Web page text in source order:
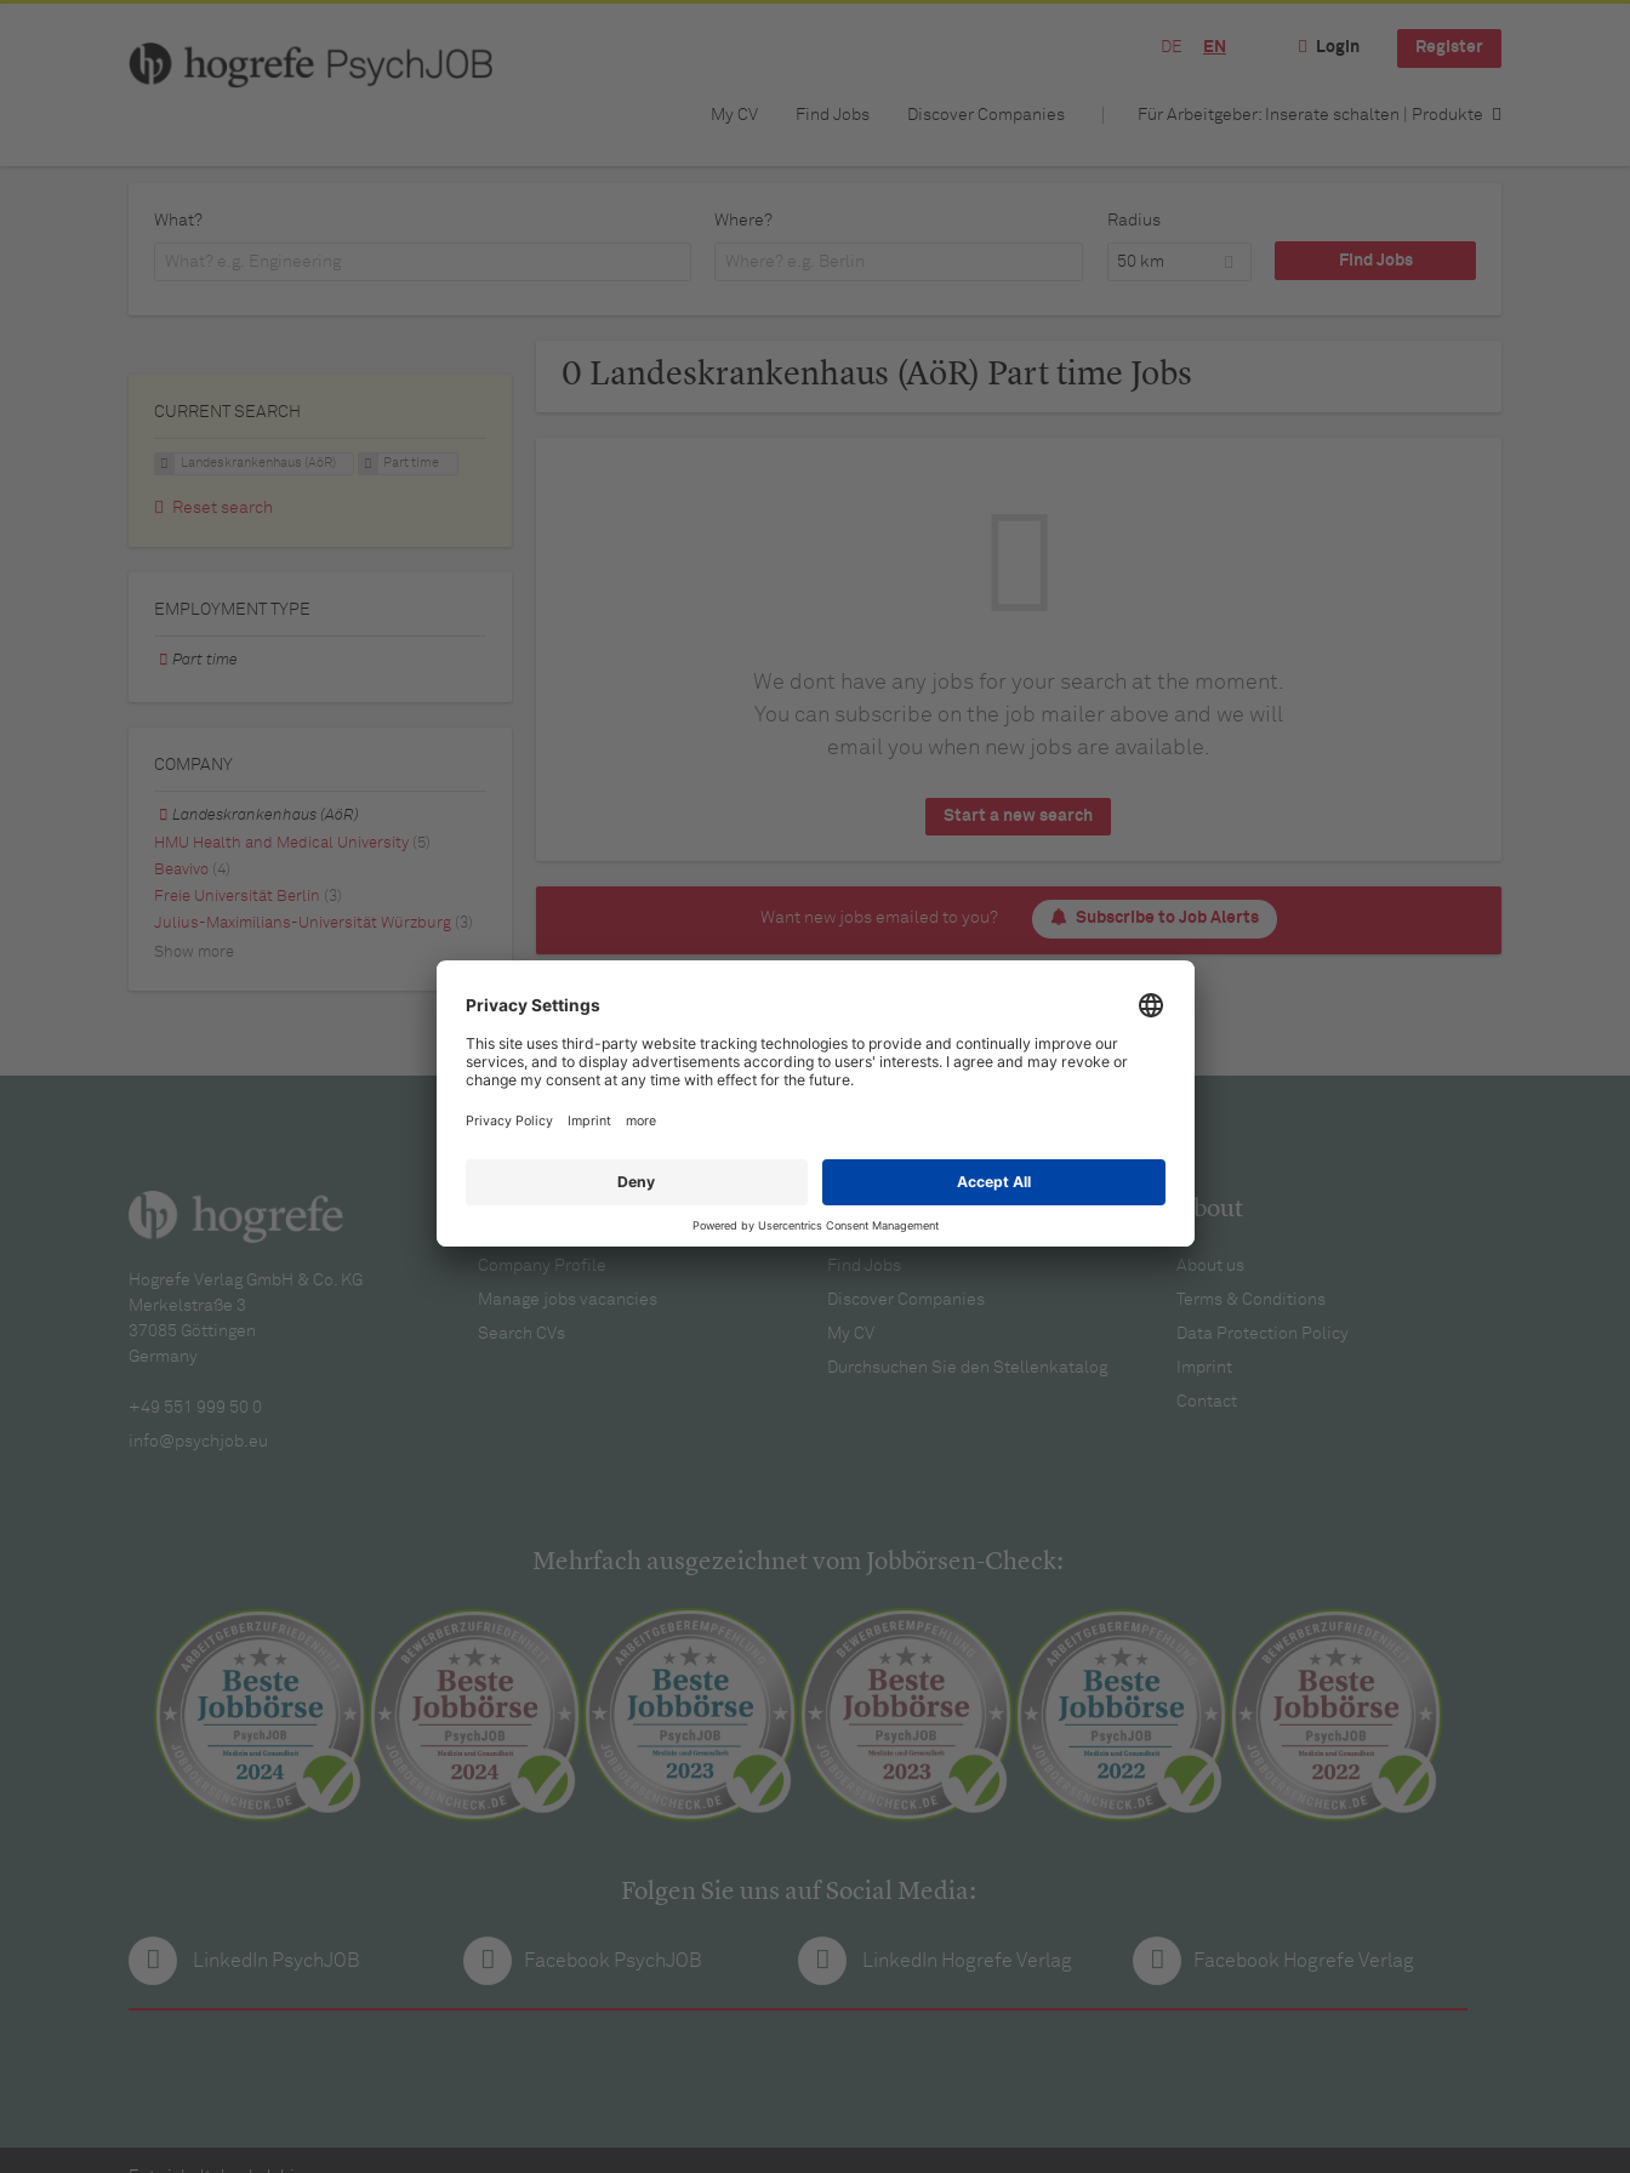
DE EN Login Register
My CV Find Jobs Discover Companies Für Arbeitgeber: Inserate schalten | Produkte
What? Where? Radius
50 km
0 Landeskrankenhaus (AöR) Part time Jobs
We dont have any jobs for your search at the moment.
You can subscribe on the job mailer above and we will
email you when new jobs are available.
Start a new search
Want new jobs emailed to you? Subscribe to Job Alerts
CURRENT SEARCH
Landeskrankenhaus (AöR) Part time
Reset search
EMPLOYMENT TYPE
Part time
COMPANY
Landeskrankenhaus (AöR)
HMU Health and Medical University (5)
Beavivo (4)
Freie Universität Berlin (3)
Julius-Maximilians-Universität Würzburg
(3)
Show more
Hogrefe Verlag GmbH & Co. KG
Merkelstraße 3
37085 Göttingen
Germany
+49 551 999 50 0
info@psychjob.eu
Company Profile
Manage jobs vacancies
Search CVs
For applicants
Find Jobs
Discover Companies
My CV
Durchsuchen Sie den Stellenkatalog
About
About us
Terms & Conditions
Data Protection Policy
Imprint
Contact
Mehrfach ausgezeichnet vom Jobbörsen-Check:
Folgen Sie uns auf Social Media:
LinkedIn PsychJOB Facebook PsychJOB LinkedIn Hogrefe Verlag Facebook Hogrefe Verlag